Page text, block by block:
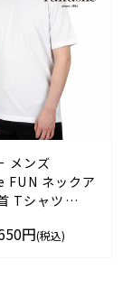
メンズ
FUN ネックア
Tシャツ
Lサイズ LLサ
円(税込)